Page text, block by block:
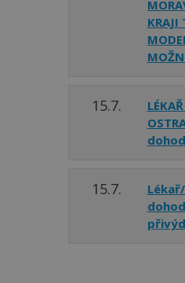
KRAJI
15.7.
15.7.